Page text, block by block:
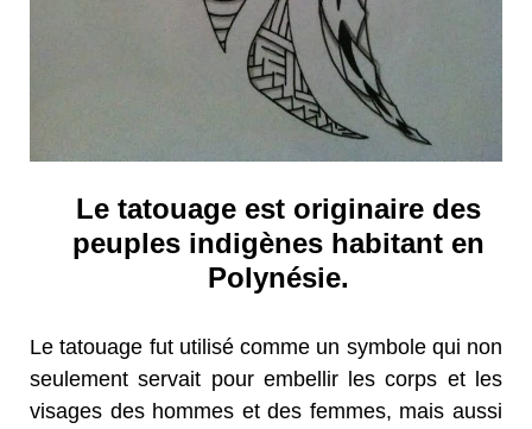
Le tatouage est originaire des
peuples indigènes habitant en
Polynésie.
Le tatouage fut utilisé comme un symbole qui non
seulement servait pour embellir les corps et les
visages des hommes et des femmes, mais aussi